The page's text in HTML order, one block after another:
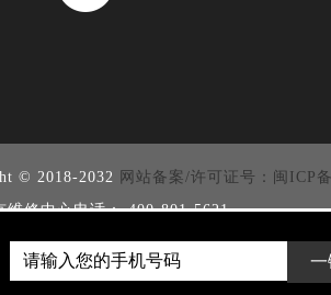
© 2018-2032 网站备案/许可证号：闽ICP
维修中心电话： 400-801-5621
修服务网点地址在北京市雷达维修服务中心
过邮箱：2557628530@qq.com 与我
06-21T15:23:25+08:00
一